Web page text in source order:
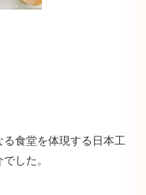
食堂を体現する日本工
した。